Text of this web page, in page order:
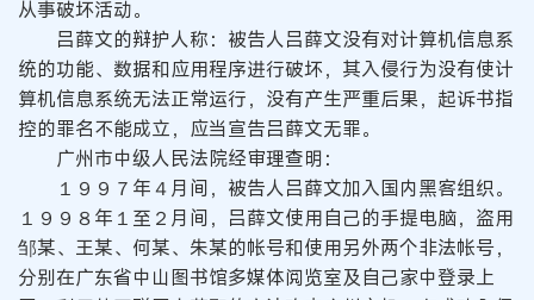
从事破坏活动。
吕薛文的辩护人称：被告人吕薛文没有对计算机信息系
统的功能、数据和应用程序进行破坏，其入侵行为没有使计
算机信息系统无法正常运行，没有产生严重后果，起诉书指
控的罪名不能成立，应当宣告吕薛文无罪。
广州市中级人民法院经审理查明：
１９９７年４月间，被告人吕薛文加入国内黑客组织。
１９９８年１至２月间，吕薛文使用自己的手提电脑，盗用
邹某、王某、何某、朱某的帐号和使用另外两个非法帐号，
分别在广东省中山图书馆多媒体阅览室及自己家中登录上